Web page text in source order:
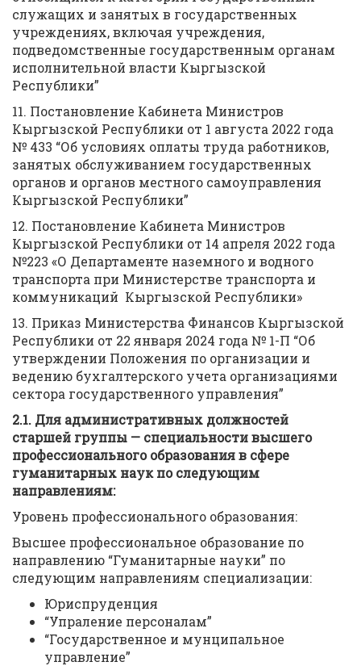
служащих и занятых в государственных
учреждениях, включая учреждения,
подведомственные государственным органам
исполнительной власти Кыргызской
Республики”
11. Постановление Кабинета Министров
Кыргызской Республики от 1 августа 2022 года
№ 433 “Об условиях оплаты труда работников,
занятых обслуживанием государственных
органов и органов местного самоуправления
Кыргызской Республики”
12. Постановление Кабинета Министров
Кыргызской Республики от 14 апреля 2022 года
№223 «О Департаменте наземного и водного
транспорта при Министерстве транспорта и
коммуникаций Кыргызской Республики»
13. Приказ Министерства Финансов Кыргызской
Республики от 22 января 2024 года № 1-П “Об
утверждении Положения по организации и
ведению бухгалтерского учета организациями
сектора государственного управления”
2.1. Для административных должностей
старшей группы — специальности высшего
профессионального образования в сфере
гуманитарных наук по следующим
направлениям:
Уровень профессионального образования:
Высшее профессиональное образование по
направлению “Гуманитарные науки” по
следующим направлениям специализации:
Юриспруденция
“Упраление персоналам”
“Государственное и мунципальное
управление”